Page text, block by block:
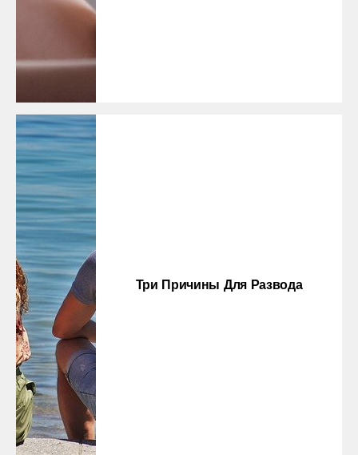
Три Причины Для Развода